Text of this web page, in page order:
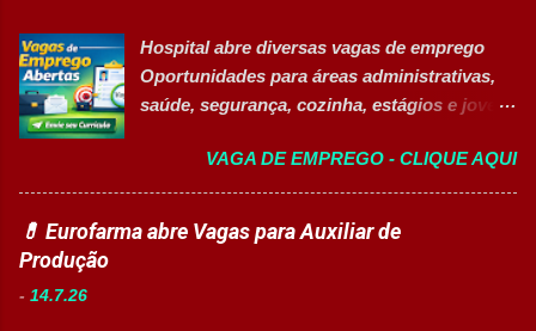
de RH. Executar demais atividades
administrativas da área. Requisitos 18 anos
completos. Ensino médio completo ...
trabalho: Presencial Inscrições até: 11 de
agosto de 2026 Vaga inclusiva para Pessoas
com Deficiência (PcD). Principais atividades
pedagógicas. Auxiliar estudantes em
projetos educacionais. Dar suporte em
atividades recreativas e lúdicas.
Hospital abre diversas vagas de emprego
Oportunidades para áreas administrativas,
saúde, segurança, cozinha, estágios e jovem
as oportunidades disponíveis Um dos
maiores hospitais da região está com novas
vagas abertas para contratação em
diferentes setores. As oportunidades
VAGA DE EMPREGO - CLIQUE AQUI
💊 Eurofarma abre Vagas para Auxiliar de
Produção
- 14.7.26